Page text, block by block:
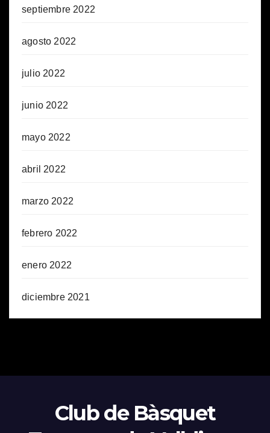
septiembre 2022
agosto 2022
julio 2022
junio 2022
mayo 2022
abril 2022
marzo 2022
febrero 2022
enero 2022
diciembre 2021
Club de Bàsquet